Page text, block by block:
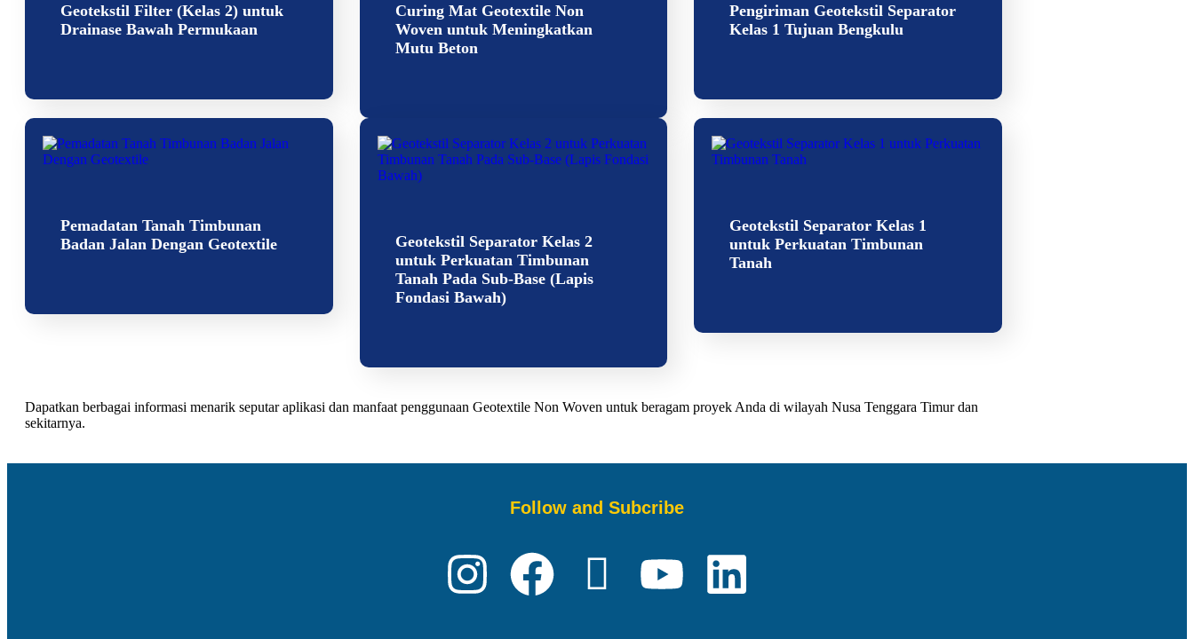
Geotekstil Filter (Kelas 2) untuk
Drainase Bawah Permukaan
Curing Mat Geotextile Non
Woven untuk Meningkatkan
Mutu Beton
Pengiriman Geotekstil Separator
Kelas 1 Tujuan Bengkulu
Pemadatan Tanah Timbunan
Badan Jalan Dengan Geotextile
Geotekstil Separator Kelas 2
untuk Perkuatan Timbunan
Tanah Pada Sub-Base (Lapis
Fondasi Bawah)
Geotekstil Separator Kelas 1
untuk Perkuatan Timbunan
Tanah
Dapatkan berbagai informasi menarik seputar aplikasi dan manfaat penggunaan Geotextile Non Woven untuk beragam proyek Anda di wilayah Nusa Tenggara Timur dan
sekitarnya.
Follow and Subcribe